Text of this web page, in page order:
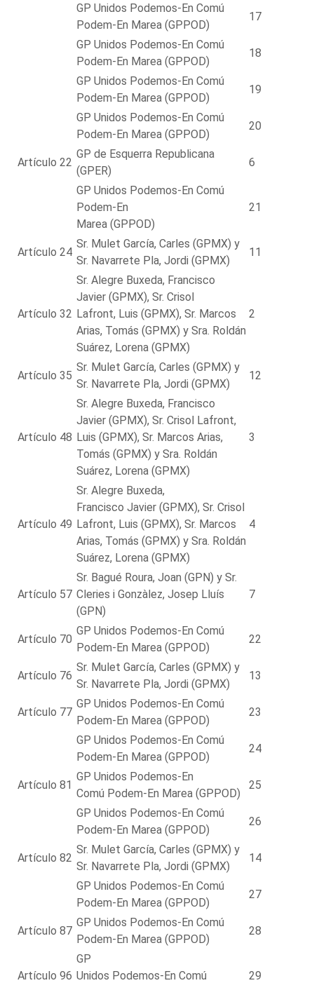
GP Unidos Podemos-En Comú
Podem-En Marea (GPPOD)
17
GP Unidos Podemos-En Comú
Podem-En Marea (GPPOD)
18
GP Unidos Podemos-En Comú
Podem-En Marea (GPPOD)
19
GP Unidos Podemos-En Comú
Podem-En Marea (GPPOD)
20
Artículo 22
GP de Esquerra Republicana
(GPER)
6
GP Unidos Podemos-En Comú
Podem-En
Marea (GPPOD)
21
Artículo 24
Sr. Mulet García, Carles (GPMX) y
Sr. Navarrete Pla, Jordi (GPMX)
11
Artículo 32
Sr. Alegre Buxeda, Francisco
Javier (GPMX), Sr. Crisol
Lafront, Luis (GPMX), Sr. Marcos
Arias, Tomás (GPMX) y Sra. Roldán
Suárez, Lorena (GPMX)
2
Artículo 35
Sr. Mulet García, Carles (GPMX) y
Sr. Navarrete Pla, Jordi (GPMX)
12
Artículo 48
Sr. Alegre Buxeda, Francisco
Javier (GPMX), Sr. Crisol Lafront,
Luis (GPMX), Sr. Marcos Arias,
Tomás (GPMX) y Sra. Roldán
Suárez, Lorena (GPMX)
3
Artículo 49
Sr. Alegre Buxeda,
Francisco Javier (GPMX), Sr. Crisol
Lafront, Luis (GPMX), Sr. Marcos
Arias, Tomás (GPMX) y Sra. Roldán
Suárez, Lorena (GPMX)
4
Artículo 57
Sr. Bagué Roura, Joan (GPN) y Sr.
Cleries i Gonzàlez, Josep Lluís
(GPN)
7
Artículo 70
GP Unidos Podemos-En Comú
Podem-En Marea (GPPOD)
22
Artículo 76
Sr. Mulet García, Carles (GPMX) y
Sr. Navarrete Pla, Jordi (GPMX)
13
Artículo 77
GP Unidos Podemos-En Comú
Podem-En Marea (GPPOD)
23
GP Unidos Podemos-En Comú
Podem-En Marea (GPPOD)
24
Artículo 81
GP Unidos Podemos-En
Comú Podem-En Marea (GPPOD)
25
GP Unidos Podemos-En Comú
Podem-En Marea (GPPOD)
26
Artículo 82
Sr. Mulet García, Carles (GPMX) y
Sr. Navarrete Pla, Jordi (GPMX)
14
GP Unidos Podemos-En Comú
Podem-En Marea (GPPOD)
27
Artículo 87
GP Unidos Podemos-En Comú
Podem-En Marea (GPPOD)
28
Artículo 96
GP
Unidos Podemos-En Comú
29